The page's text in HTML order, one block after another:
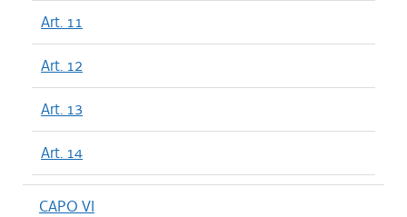
Art. 11
Art. 12
Art. 13
Art. 14
CAPO VI